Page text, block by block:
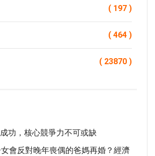
( 197 )
( 464 )
( 23870 )
功，核心競爭力不可或缺
會反對晚年喪偶的爸媽再婚？經濟